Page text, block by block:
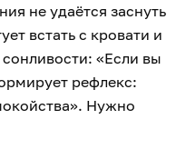
не удаётся заснуть
встать с кровати и
«Если вы
рефлекс:
Нужно